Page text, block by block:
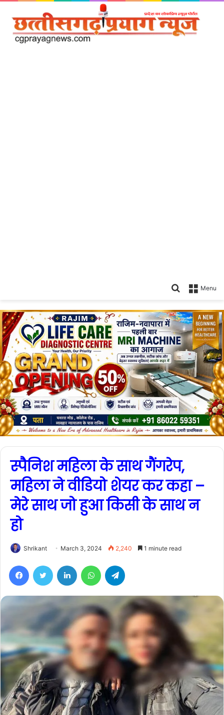
Menu
Search
स्पैनिश महिला के साथ गैंगरेप,
महिला ने वीडियो शेयर कर कहा –
मेरे साथ जो हुआ किसी के साथ न
हो
Shrikant March 3, 2024 2,240 1 minute read